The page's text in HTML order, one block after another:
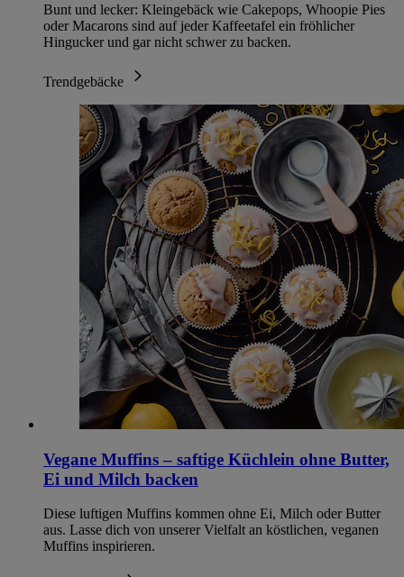
Bunt und lecker: Kleingebäck wie Cakepops, Whoopie Pies
oder Macarons sind auf jeder Kaffeetafel ein fröhlicher
Hingucker und gar nicht schwer zu backen.
Trendgebäcke
Vegane Muffins – saftige Küchlein ohne Butter,
Ei und Milch backen
Diese luftigen Muffins kommen ohne Ei, Milch oder Butter
aus. Lasse dich von unserer Vielfalt an köstlichen, veganen
Muffins inspirieren.